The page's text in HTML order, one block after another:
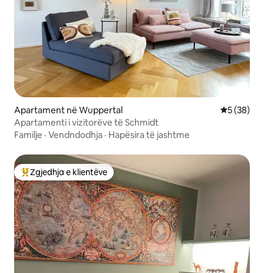
Apartament në Wuppertal Vlerësimi
5 (38)
Apartamenti i vizitorëve të Schmidt
Familje · Vendndodhja · Hapësira të jashtme
Më të mirat e zgjedhjeve të klientëve
Zgjedhja e klientëve